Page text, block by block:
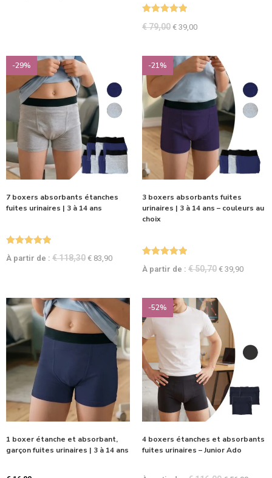
€79,00 € 39,00
-29%
7 boxers absorbants étanches
fuites urinaires | 3 à 14 ans
sur 5
À partir de : €118,30 € 83,90
-21%
3 boxers absorbants fuites
urinaires | 3 à 14 ans – couleurs au
choix
sur 5
À partir de : €50,70 € 39,90
1 boxer étanche et absorbant,
garçon fuites urinaires | 3 à 14 ans
-52%
4 boxers étanches et absorbants
fuites urinaires – Junior Ado